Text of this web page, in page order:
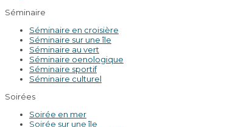
Séminaire
Séminaire en croisière
Séminaire sur une île
Séminaire au vert
Séminaire oenologique
Séminaire sportif
Séminaire culturel
Soirées
Soirée en mer
Soirée sur une île